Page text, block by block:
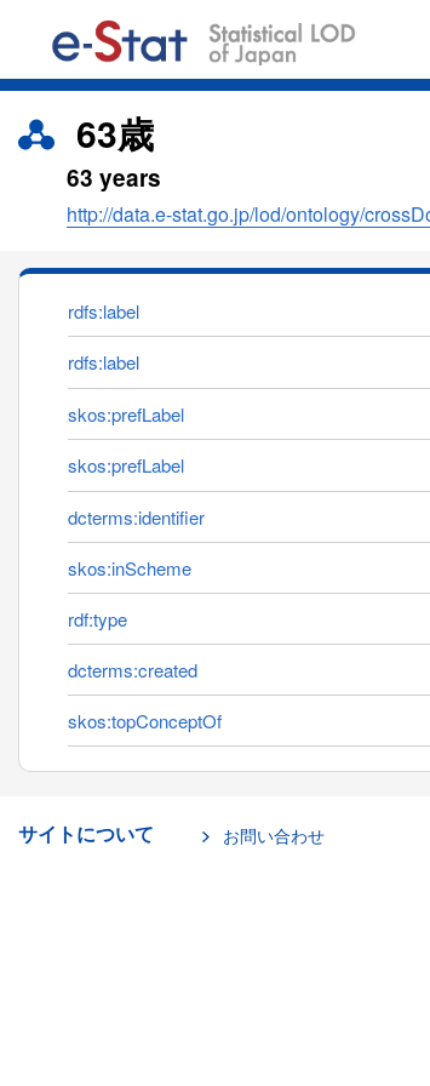
63歳
63 years
http://data.e-stat.go.jp/lod/ontology/
rdfs:label
rdfs:label
skos:prefLabel
skos:prefLabel
dcterms:identifier
skos:inScheme
rdf:type
dcterms:created
skos:topConceptOf
サイトについて お問い合わせ